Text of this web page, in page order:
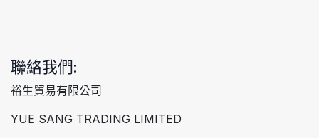
聯絡我們:
裕生貿易有限公司
YUE SANG TRADING LIMITED